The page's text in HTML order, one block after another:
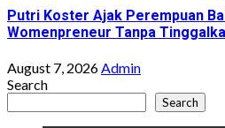
Putri Koster Ajak Perempuan
Womenpreneur Tanpa
August 7, 2026Admin
Search
Search